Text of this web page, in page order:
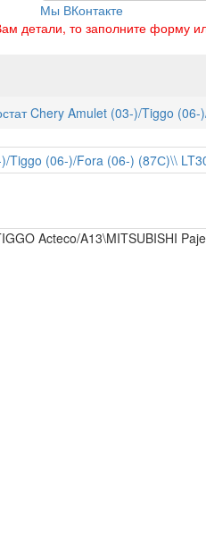
Мы ВКонтакте
детали, то заполните форму
Chery Amulet (03-)/Tiggo
Acteco/A13\MITSUBISHI